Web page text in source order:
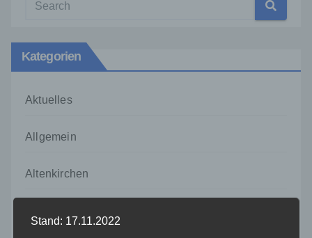
Kategorien
Aktuelles
Allgemein
Altenkirchen
Stand: 17.11.2022